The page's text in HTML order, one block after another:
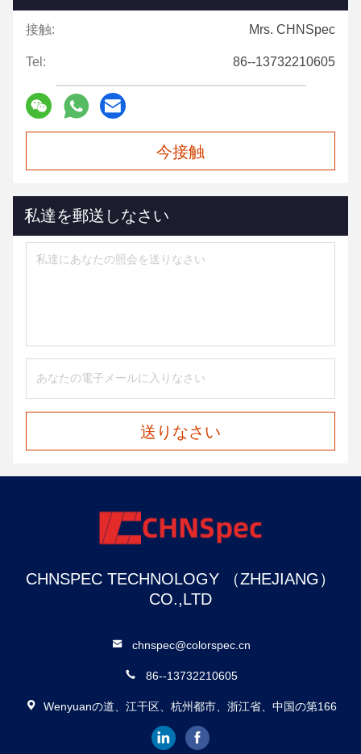
接触: Mrs. CHNSpec
Tel: 86--13732210605
今接触
私達を郵送しなさい
送りなさい
CHNSPEC TECHNOLOGY （ZHEJIANG）
CO.,LTD
chnspec@colorspec.cn
86--13732210605
Wenyuanの道、江干区、杭州都市、浙江省、中国の第166